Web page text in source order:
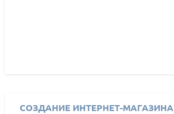
СОЗДАНИЕ ИНТЕРНЕТ-МАГАЗИНА